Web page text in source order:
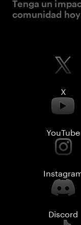
Tenga un
comunidad
X
YouTube
Discord